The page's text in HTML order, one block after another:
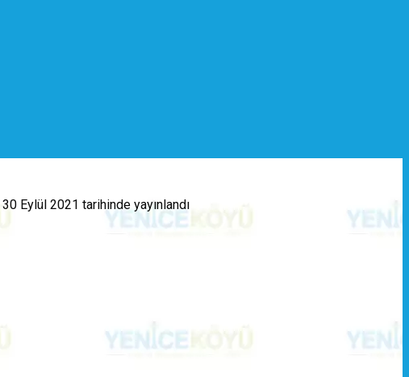
30 Eylül 2021 tarihinde yayınlandı